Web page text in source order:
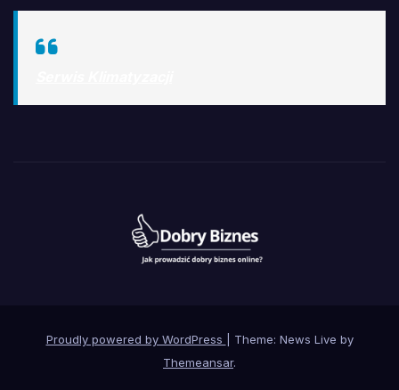
Proudly powered by WordPress
Theme: News Live by
Themeansar.